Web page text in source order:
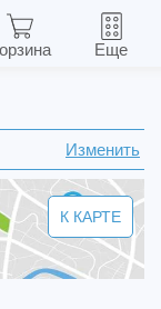
фл. 9 г
Изменить
К КАРТЕ
Еще